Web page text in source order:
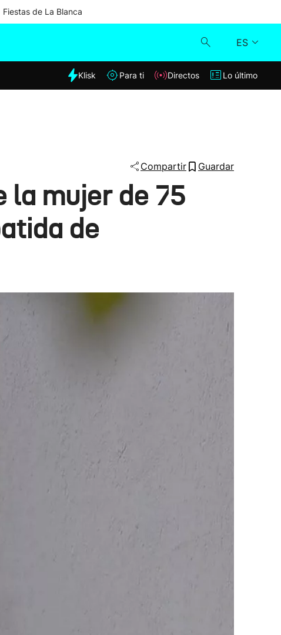
Fiestas de La Blanca
ES
Klisk
Klisk Para ti Directos Lo último
Compartir Guardar
la mujer de 75
de